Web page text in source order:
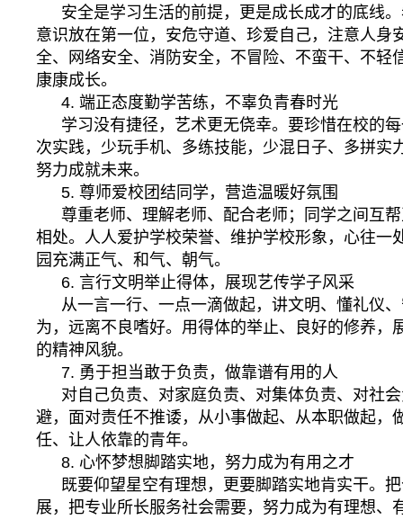
安全是学习生活的前提，更是成长成才的底线
意识放在第一位，安危守道、珍爱自己，注意人身
全、网络安全、消防安全，不冒险、不蛮干、不轻
康康成长。
4. 端正态度勤学苦练，不辜负青春时光
学习没有捷径，艺术更无侥幸。要珍惜在校的
次实践，少玩手机、多练技能，少混日子、多拼实
努力成就未来。
5. 尊师爱校团结同学，营造温暖好氛围
尊重老师、理解老师、配合老师；同学之间互
相处。人人爱护学校荣誉、维护学校形象，心往一
园充满正气、和气、朝气。
6. 言行文明举止得体，展现艺传学子风采
从一言一行、一点一滴做起，讲文明、懂礼仪
为，远离不良嗜好。用得体的举止、良好的修养，
的精神风貌。
7. 勇于担当敢于负责，做靠谱有用的人
对自己负责、对家庭负责、对集体负责、对社
避，面对责任不推诿，从小事做起、从本职做起，
任、让人依靠的青年。
8. 心怀梦想脚踏实地，努力成为有用之才
既要仰望星空有理想，更要脚踏实地肯实干。
展，把专业所长服务社会需要，努力成为有理想、